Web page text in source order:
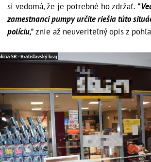
si vedomá, že je potrebné ho zdržať.
zamestnanci pumpy určite riešia túto
políciu,"znie až neuveriteľný opis z